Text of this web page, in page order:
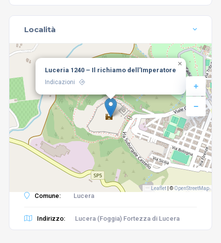
Località
Luceria 1240 – Il richiamo dell’Imperatore
Indicazioni
×
Leaflet © OpenStreetMap
Comune: Lucera
Indirizzo: Lucera (Foggia) Fortezza di Lucera